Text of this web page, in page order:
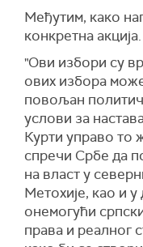
Међутим, како
конкретна акција.
"Ови избори су
ових избора
повољан
услови за
Курти управо то
спречи Србе да
на власт у
Метохије, као и у
онемогући
права и реалног